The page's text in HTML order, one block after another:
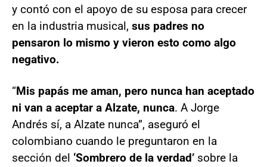
y contó con el apoyo de su esposa para crecer
en la industria musical, sus padres no
pensaron lo mismo y vieron esto como algo
negativo.
“Mis papás me aman, pero nunca han aceptado
ni van a aceptar a Alzate, nunca. A Jorge
Andrés sí, a Alzate nunca”, aseguró el
colombiano cuando le preguntaron en la
sección del ‘Sombrero de la verdad’ sobre la